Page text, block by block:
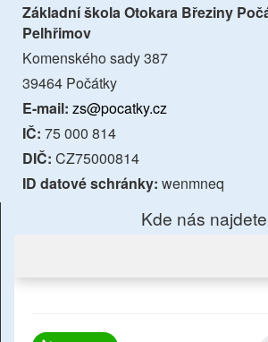
Základní škola Otokara Březiny
Pelhřimov
Komenského sady 387
39464 Počátky
E-mail: zs@pocatky.cz
IČ: 75 000 814
DIČ: CZ75000814
ID datové schránky: wenmneq
Kde nás najdete